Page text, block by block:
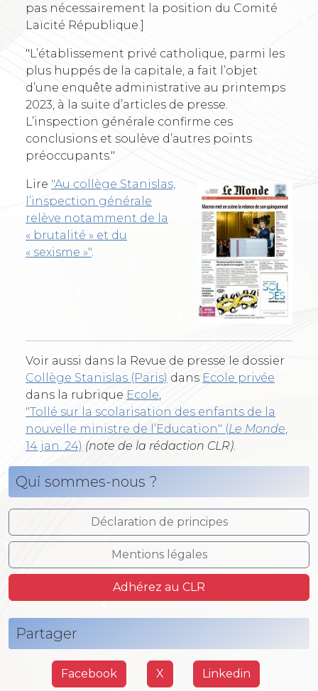
pas nécessairement la position du Comité
Laïcité République.]
"L’établissement privé catholique, parmi les
plus huppés de la capitale, a fait l’objet
d’une enquête administrative au printemps
2023, à la suite d’articles de presse.
L’inspection générale confirme ces
conclusions et soulève d’autres points
préoccupants."
Lire "Au collège Stanislas,
l’inspection générale
relève notamment de la
« brutalité » et du
« sexisme »"
Voir aussi dans la Revue de presse le dossier
Collège Stanislas (Paris) dans Ecole privée
dans la rubrique Ecole,
"Tollé sur la scolarisation des enfants de la
nouvelle ministre de l’Education" (Le Monde
14 jan. 24) (note de la rédaction CLR)
Qui sommes-nous ?
Déclaration de principes
Mentions légales
Adhérez au CLR
Partager
Facebook X Linkedin